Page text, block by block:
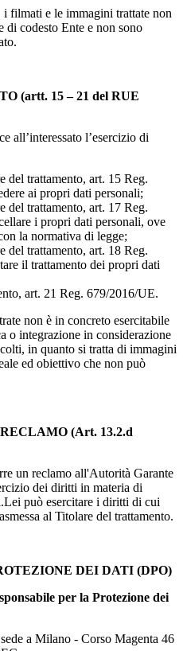
filmati e le immagini trattate non
di codesto Ente e non sono
(artt. 15 – 21 del RUE
all’interessato l’esercizio di
del trattamento, art. 15 Reg.
ai propri dati personali;
del trattamento, art. 17 Reg.
i propri dati personali, ove
la normativa di legge;
del trattamento, art. 18 Reg.
il trattamento dei propri dati
art. 21 Reg. 679/2016/UE.
non è in concreto esercitabile
o integrazione in considerazione
in quanto si tratta di immagini
ed obiettivo che non può
(Art. 13.2.d
un reclamo all'Autorità Garante
dei diritti in materia di
può esercitare i diritti di cui
al Titolare del trattamento.
DEI DATI (DPO)
per la Protezione dei
a Milano - Corso Magenta 46